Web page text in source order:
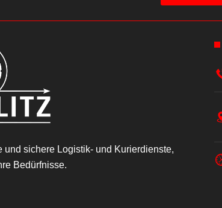
und sichere Logistik- und Kurierdienste,
Bedürfnisse.